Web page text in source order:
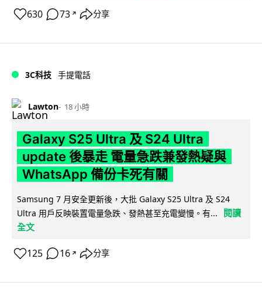
630 73 ↗ 分享
3C科技 手提電話
Lawton 18 小時
Galaxy S25 Ultra 及 S24 Ultra
update 後暴走 電量急跌兼發熱疑與
WhatsApp 備份卡死有關
Samsung 7 月安全更新後，大批 Galaxy S25 Ultra 及 S24
Ultra 用戶反映裝置電量急跌、發熱甚至充電變慢。有...
閱讀
全文
125 16 ↗ 分享